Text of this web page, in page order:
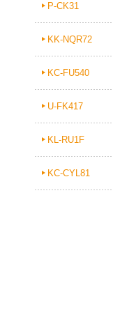
P-CK31
KK-NQR72
KC-FU540
U-FK417
KL-RU1F
KC-CYL81